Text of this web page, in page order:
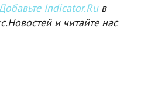
Indicator.Ruв
и читайте нас